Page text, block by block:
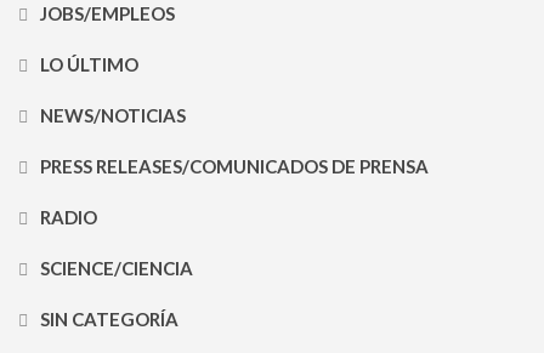
JOBS/EMPLEOS
LO ÚLTIMO
NEWS/NOTICIAS
PRESS RELEASES/COMUNICADOS DE PRENSA
RADIO
SCIENCE/CIENCIA
SIN CATEGORÍA